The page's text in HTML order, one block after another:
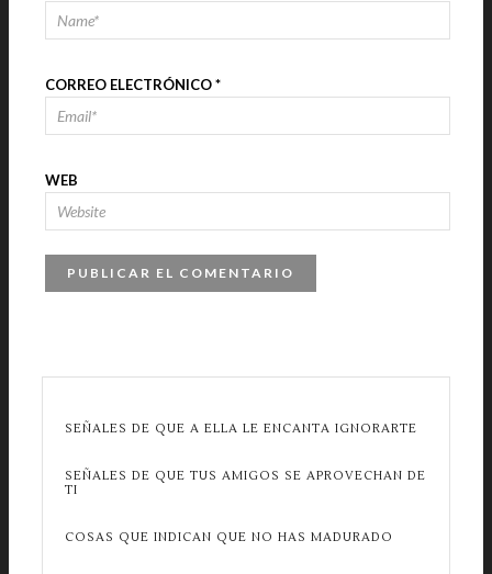
CORREO ELECTRÓNICO*
WEB
SEÑALES DE QUE A ELLA LE ENCANTA IGNORARTE
SEÑALES DE QUE TUS AMIGOS SE APROVECHAN DE
TI
COSAS QUE INDICAN QUE NO HAS MADURADO